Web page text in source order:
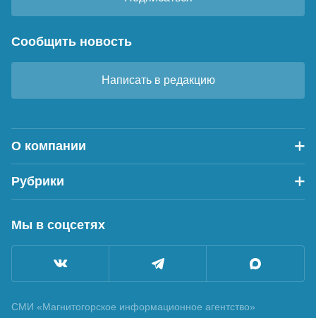
Сообщить новость
Написать в редакцию
О компании
Рубрики
Мы в соцсетях
СМИ «Магнитогорское информационное агентство»